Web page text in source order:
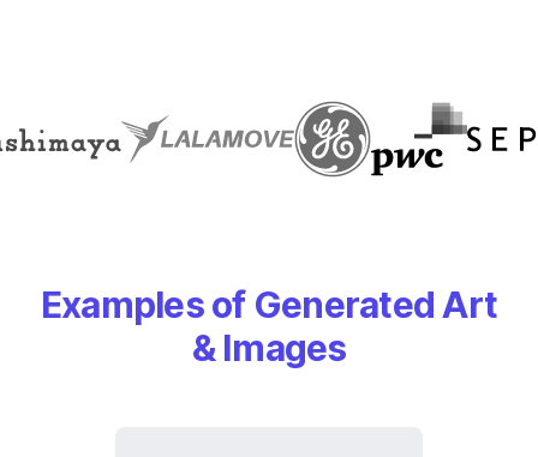
Examples of Generated Art
& Images